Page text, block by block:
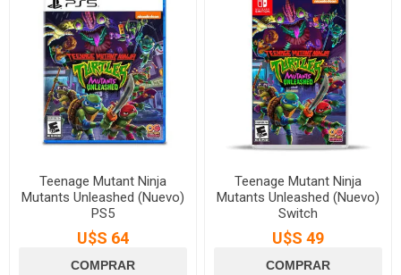
Teenage Mutant Ninja
Mutants Unleashed (Nuevo)
PS5
U$S 64
Teenage Mutant Ninja
Mutants Unleashed (Nuevo)
Switch
U$S 49